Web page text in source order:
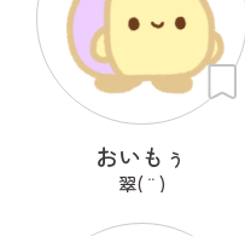
おいもぅ
翠( ¨̮ )